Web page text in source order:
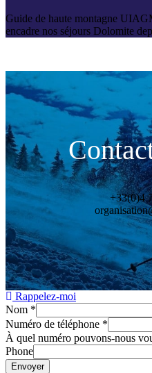
Guide de haute montagne
encadre nos séjours Dolomite
+33(0)4
Rappelez-moi
Nom *
Numéro de téléphone *
À quel numéro pouvons-nous
Phone
Envoyer